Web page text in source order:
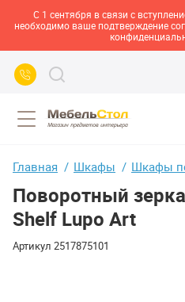
С 1 сентября в связи с
необходимо ваше подтверждение
Главная Шкафы Шкафы
Поворотный
Shelf Lupo Art
Артикул 2517875101